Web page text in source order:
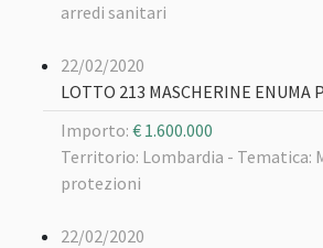
arredi sanitari
22/02/2020
LOTTO 213 MASCHERINE ENUMA
Importo: € 1.600.000
Territorio: Lombardia - Tematica:
protezioni
22/02/2020